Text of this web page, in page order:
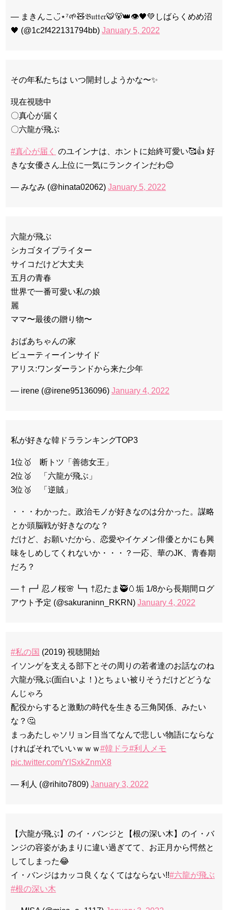
— まきんこ◡̈⋆⁷🌱🧸𝔅𝔲𝔱𝔱𝔢𝔯🐯🐻👑👁🖤💚しばらくめめ沼
🖤 (@1c2f422131794bb) January 5, 2022
その年私たちは いつ開封しようかな〜✨
現在視聴中
〇真心が届く
〇六龍が飛ぶ
#真心が届く のユインナは、ホントに始終可愛い🥰👍 好
きな女優さん上位に一気にランクインだわ😊
— みなみ (@hinata02062) January 5, 2022
六龍が飛ぶ
シカゴタイプライター
サイコだけど大丈夫
五月の青春
世界で一番可愛い私の娘
麗
ママ〜最後の贈り物〜
おばあちゃんの家
ビューティーインサイド
アリス:ワンダーランドから来た少年
— irene (@irene95136096) January 4, 2022
私が好きな韓ドラランキングTOP3
1位🥇 断トツ「善徳女王」
2位🥈 「六龍が飛ぶ」
3位🥉 「逆賊」
・・・わかった。政治モノが好きなのは分かった。謀略
とか頭脳戦が好きなのな？
だけど、お願いだから、恋愛やイケメン俳優とかにも興
味をしめしてくれないか・・・？一応、華のJK、青春期
だろ？
— †┏┛忍ノ桜🌸┗┓†忍たま🥷🥚垢 1/8から長期間ログ
アウト予定 (@sakuraninn_RKRN) January 4, 2022
#私の国 (2019) 視聴開始
イソンゲを支える部下とその周りの若者達のお話なのね
六龍が飛ぶ(面白いよ！)とちょい被りそうだけどどうな
んじゃろ
配役からすると激動の時代を生きる三角関係、みたい
な？🤔
まっあたしゃソリョン目当てなんで悲しい物語にならな
ければそれでいいｗｗｗ#韓ドラ#利人メモ
pic.twitter.com/YlSxkZnmX8
— 利人 (@rihito7809) January 3, 2022
【六龍が飛ぶ】のイ・バンジと【根の深い木】のイ・バ
ンジの容姿があまりに違い過ぎてて、お正月から愕然と
してしまった😂
イ・バンジはカッコ良くなくてはならない!!#六龍が飛ぶ
#根の深い木